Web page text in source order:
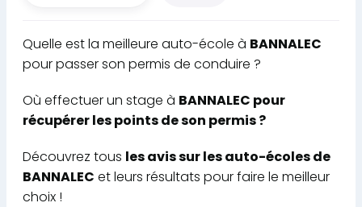
Quelle est la meilleure auto-école à BANNALEC
pour passer son permis de conduire ?
Où effectuer un stage à BANNALEC pour
récupérer les points de son permis ?
Découvrez tous les avis sur les auto-écoles de
BANNALEC et leurs résultats pour faire le meilleur
choix !